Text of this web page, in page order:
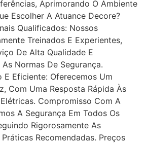
Aprimorando O Ambiente
Escolher A Atuance Decore?
Qualificados: Nossos
Treinados E Experientes,
De Alta Qualidade E
Normas De Segurança.
E Eficiente: Oferecemos Um
Com Uma Resposta Rápida Às
Compromisso Com A
A Segurança Em Todos Os
Rigorosamente As
Recomendadas. Preços